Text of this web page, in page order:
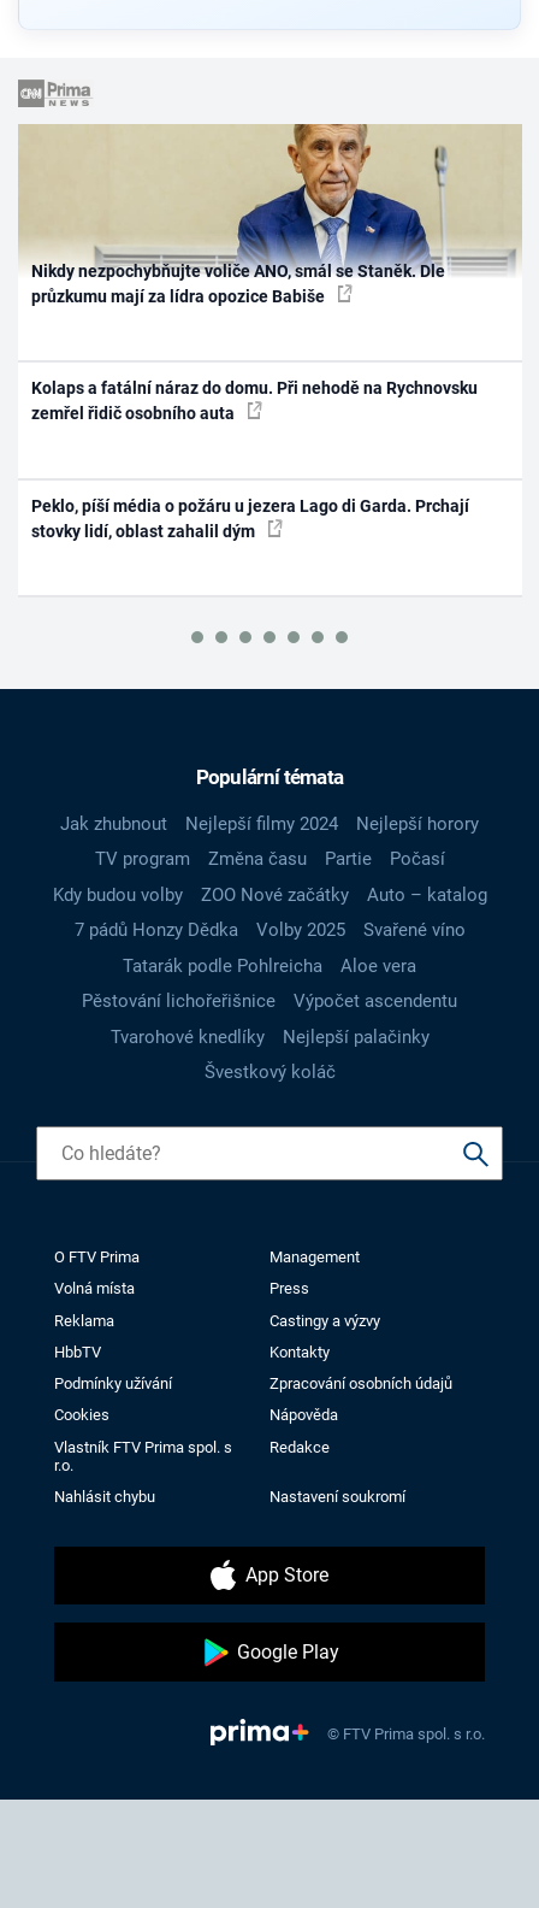
Nikdy nezpochybňujte voliče ANO, smál se Staněk. Dle
průzkumu mají za lídra opozice Babiše
Kolaps a fatální náraz do domu. Při nehodě na Rychnovsku
zemřel řidič osobního auta
Peklo, píší média o požáru u jezera Lago di Garda. Prchají
stovky lidí, oblast zahalil dým
Populární témata
Jak zhubnout Nejlepší filmy 2024
Nejlepší horory
TV program
Změna času Partie
Počasí
Kdy budou volby
ZOO Nové začátky
Auto – katalog
7 pádů Honzy Dědka
Volby 2025
Svařené víno
Tatarák podle Pohlreicha
Aloe vera
Pěstování lichořeřišnice
Výpočet ascendentu
Tvarohové knedlíky
Nejlepší palačinky
Švestkový koláč
O FTV Prima
Management
Volná místa
Press
Reklama
Castingy a výzvy
HbbTV
Kontakty
Podmínky užívání
Zpracování osobních údajů
Cookies
Nápověda
Vlastník FTV Prima spol. s
r.o.
Redakce
Nahlásit chybu Nastavení soukromí
App Store
Google Play
© FTV Prima spol. s r.o.